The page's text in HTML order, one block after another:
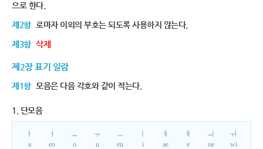
으로 한다.
제2항 로마자 이외의 부호는 되도록 사용하지 않는다.
제3항 삭제
제2장 표기 일람
제1항 모음은 다음 각호와 같이 적는다.
1. 단모음
ㅏ
a
ㅓ
eo
ㅗ
o
ㅜ
u
ㅡ
eu
i
ㅐ
ae
ㅔ
e
ㅚ
oe
ㅟ
wi